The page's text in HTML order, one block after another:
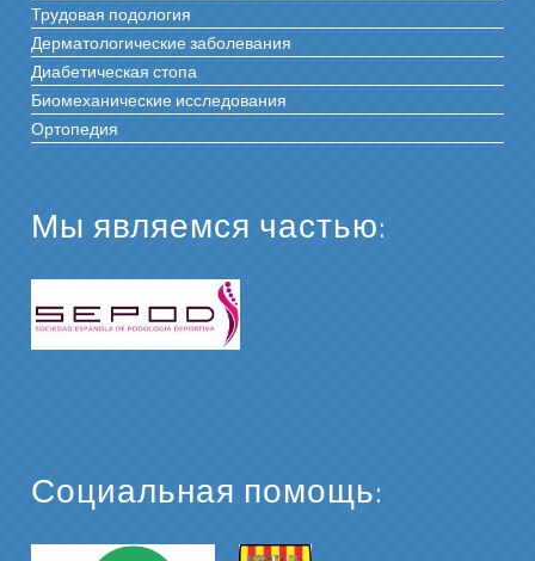
Трудовая подология
Дерматологические заболевания
Диабетическая стопа
Биомеханические исследования
Ортопедия
Мы являемся частью:
Социальная помощь: